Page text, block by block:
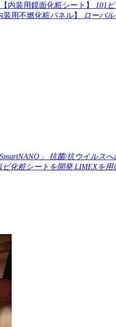
【内装用鏡面化粧シート】 101
装用不燃化粧パネル】 ローバル
」 抗菌/抗ウイルスへ
化粧シートを開発 LIMEXを用